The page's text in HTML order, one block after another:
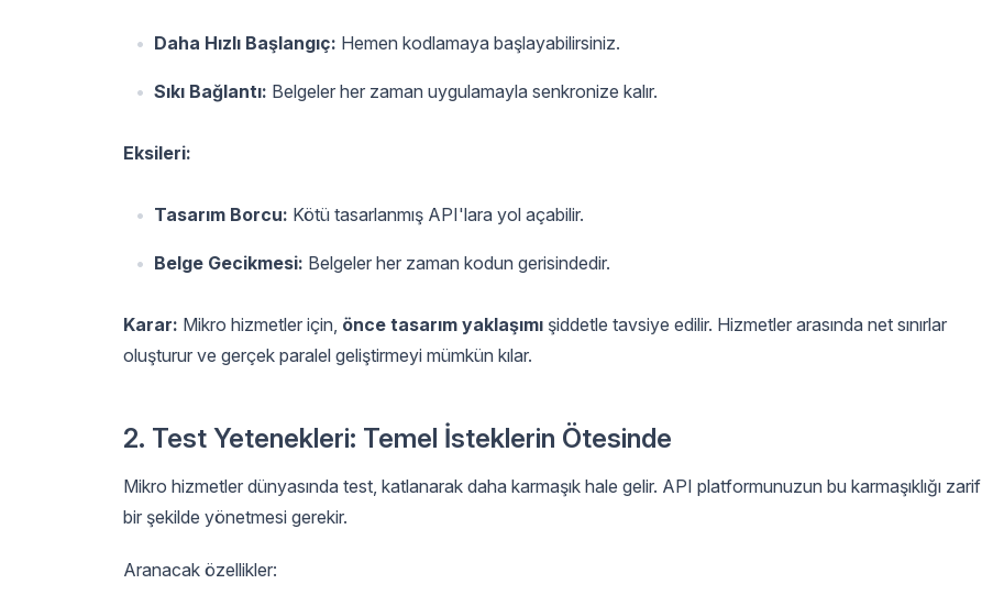
Daha Hızlı Başlangıç: Hemen kodlamaya başlayabilirsiniz.
Sıkı Bağlantı: Belgeler her zaman uygulamayla senkronize kalır.
Eksileri:
Tasarım Borcu: Kötü tasarlanmış API'lara yol açabilir.
Belge Gecikmesi: Belgeler her zaman kodun gerisindedir.
Karar: Mikro hizmetler için, önce tasarım yaklaşımı şiddetle tavsiye edilir. Hizmetler arasında net sınırlar
oluşturur ve gerçek paralel geliştirmeyi mümkün kılar.
2. Test Yetenekleri: Temel İsteklerin Ötesinde
Mikro hizmetler dünyasında test, katlanarak daha karmaşık hale gelir. API platformunuzun bu karmaşıklığı zarif
bir şekilde yönetmesi gerekir.
Aranacak özellikler: